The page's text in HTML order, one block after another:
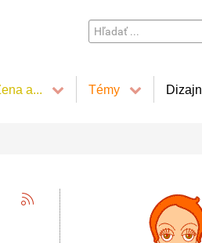
Hľadať
...
a... Témy Dizajn